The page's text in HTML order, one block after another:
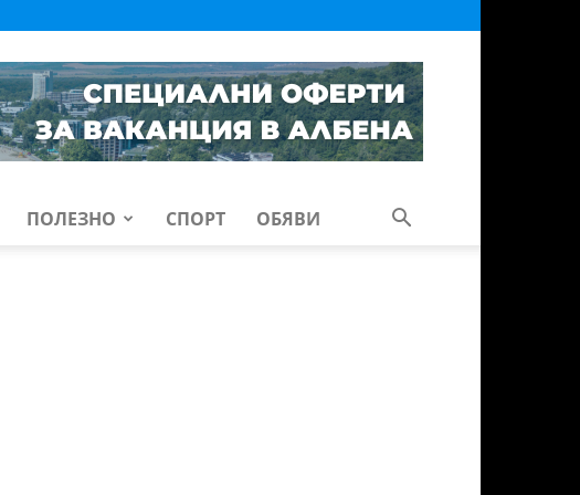
ПОЛЕЗНО СПОРТ ОБЯВИ